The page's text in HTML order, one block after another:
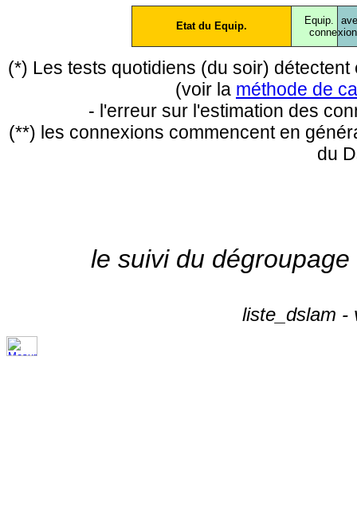
Etat du Equip.
Equip.
conne
(*) Les tests quotidiens (du soir)
(voir la méthode de
- l'erreur sur l'estimation des
(**) les connexions commencent en
du
le suivi du
liste_dslam -